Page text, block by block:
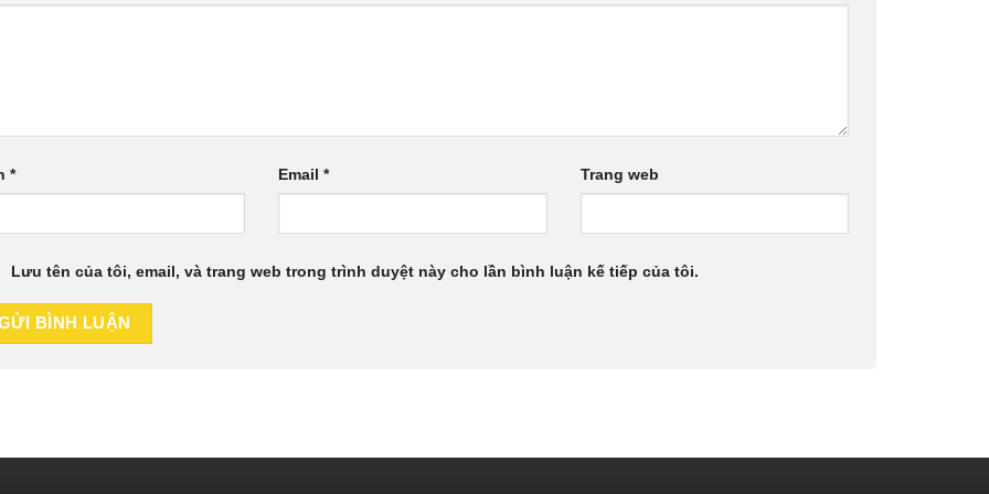
* Email* Trang web
Lưu tên của tôi, email, và trang web trong trình duyệt này cho lần bình luận kế tiếp của tôi.